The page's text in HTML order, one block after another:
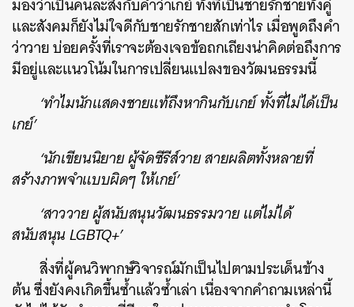
และสังคมก็ยังไม่ใจดีกับชายรักชายสักเท่าไร เมื่อพูดถึงคำ
ว่าวาย บ่อยครั้งที่เราจะต้องเจอข้อถกเถียงน่าคิดต่อถึงการ
มีอยู่และแนวโน้มในการเปลี่ยนแปลงของวัฒนธรรมนี้
‘ทำไมนักแสดงชายแท้ถึงหากินกับเกย์ ทั้งที่ไม่ได้เป็น
เกย์’
‘นักเขียนนิยาย ผู้จัดซีรีส์วาย สายผลิตทั้งหลายที่
สร้างภาพจำแบบผิดๆ ให้เกย์’
‘สาววาย ผู้สนับสนุนวัฒนธรรมวาย แต่ไม่ได้
สนับสนุน LGBTQ+’
สิ่งที่ผู้คนวิพากษ์วิจารณ์มักเป็นไปตามประเด็นข้าง
ต้น ซึ่งยังคงเกิดขึ้นซ้ำแล้วซ้ำเล่า เนื่องจากคำถามเหล่านี้